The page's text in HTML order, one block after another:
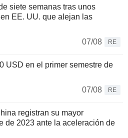
siete semanas tras unos
EE. UU. que alejan las
07/08
RE
USD en el primer semestre de
07/08
RE
registran su mayor
de 2023 ante la aceleración de